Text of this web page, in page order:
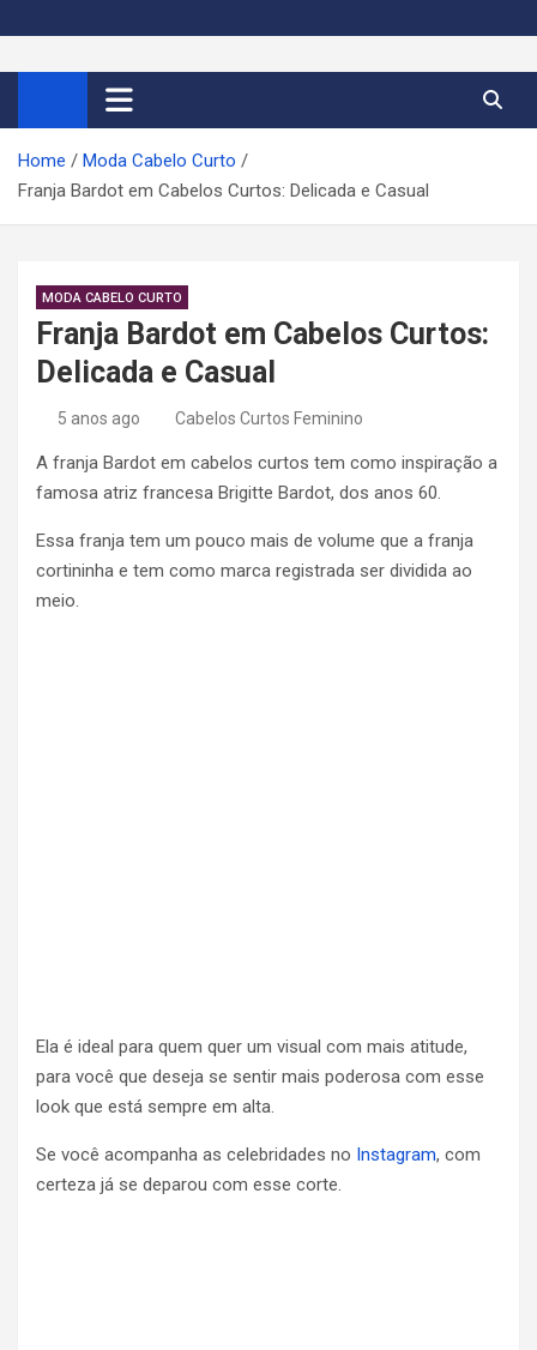
i
t
o
Cortes de Cabelo Curto
Feminino 2026
Moda e tendências dos cabelos curtos femininos 2026
Home
Moda Cabelo Curto
Franja Bardot em Cabelos Curtos: Delicada e Casual
MODA CABELO CURTO
Franja Bardot em Cabelos Curtos:
Delicada e Casual
5 anos ago Cabelos Curtos Feminino
A franja Bardot em cabelos curtos tem como inspiração a
famosa atriz francesa Brigitte Bardot, dos anos 60.
Essa franja tem um pouco mais de volume que a franja
cortininha e tem como marca registrada ser dividida ao
meio.
Ela é ideal para quem quer um visual com mais atitude,
para você que deseja se sentir mais poderosa com esse
look que está sempre em alta.
Se você acompanha as celebridades no Instagram, com
certeza já se deparou com esse corte.